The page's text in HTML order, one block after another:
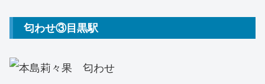
匂わせ③目黒駅